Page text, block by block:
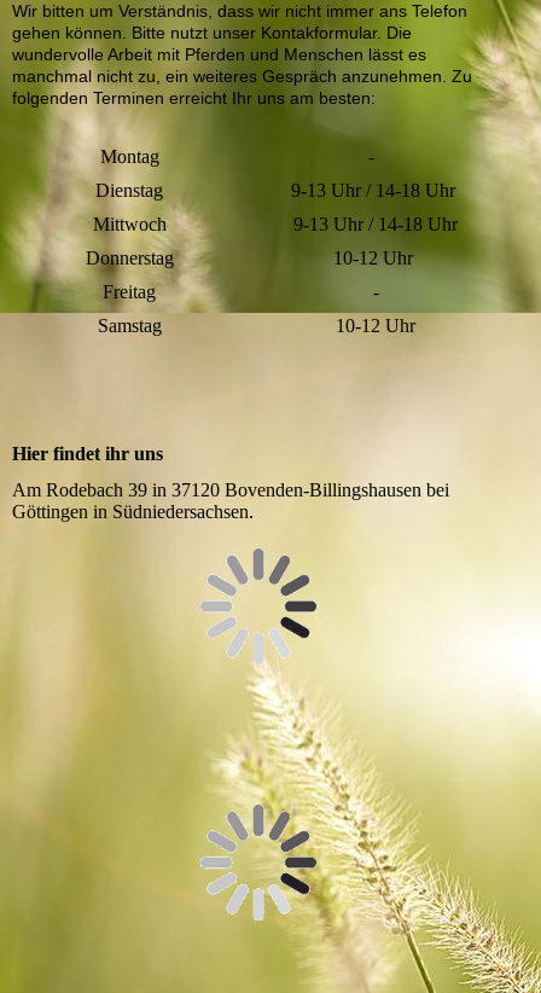
Wir bitten um Verständnis, dass wir nicht immer ans Telefon
gehen können. Bitte nutzt unser Kontakformular. Die
wundervolle Arbeit mit Pferden und Menschen lässt es
manchmal nicht zu, ein weiteres Gespräch anzunehmen. Zu
folgenden Terminen erreicht Ihr uns am besten:
Montag
-
Dienstag
9-13 Uhr / 14-18 Uhr
Mittwoch
9-13 Uhr / 14-18 Uhr
Donnerstag
10-12 Uhr
Freitag
-
Samstag
10-12 Uhr
Hier findet ihr uns
Am Rodebach 39 in 37120 Bovenden-Billingshausen bei
Göttingen in Südniedersachsen.